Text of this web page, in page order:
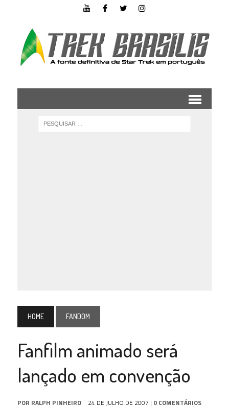
HOME FANDOM
Fanfilm animado será
lançado em convenção
POR RALPH PINHEIRO 24 DE JULHO DE 2007 | 0 COMENTÁRIOS